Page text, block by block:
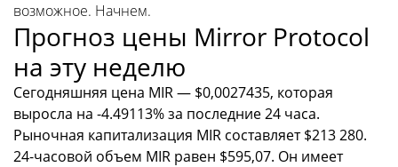
возможное. Начнем.
Прогноз цены Mirror Protocol
на эту неделю
Сегодняшняя цена MIR — $0,0027435, которая
выросла на -4.49113% за последние 24 часа.
Рыночная капитализация MIR составляет $213 280.
24-часовой объем MIR равен $595,07. Он имеет